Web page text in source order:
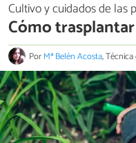
Cultivo y cuidados de las
Cómo
PorMª Belén Acosta,